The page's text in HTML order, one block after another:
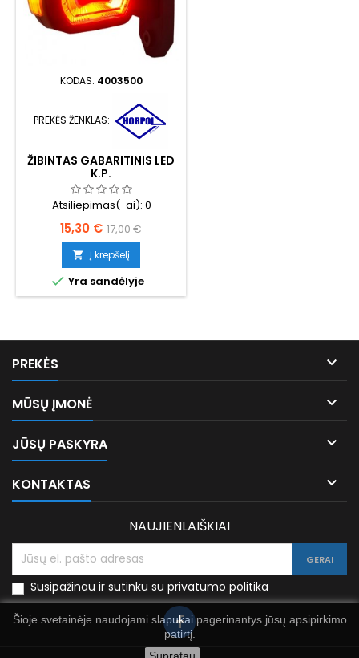
KODAS: 4003500
PREKĖS ŽENKLAS:
ŽIBINTAS GABARITINIS LED
K.P.
Atsiliepimas(-ai): 0
Kaina
15,30 € Bazinė
kaina
17,00 €
 Į krepšelį
 Yra sandėlyje
PREKĖS 
MŪSŲ ĮMONĖ 
JŪSŲ PASKYRA 
KONTAKTAS 
Šioje svetainėje naudojami slapukai pagerinantys jūsų apsipirkimo
patirtį.
NAUJIENLAIŠKIAI
Susipažinau ir sutinku su privatumo politika